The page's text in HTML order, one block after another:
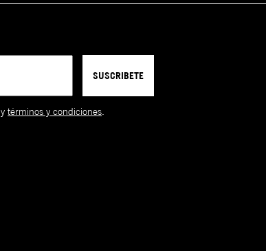
SUSCRIBETE
ytérminos y condiciones